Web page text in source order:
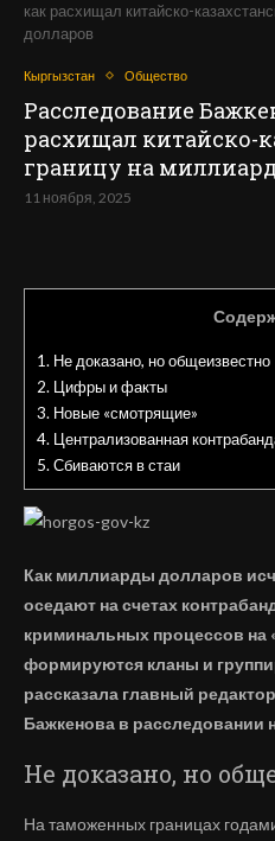
как расхищал китайско-
долларов
Кыргызстан Общество
Расследование
расхищал китайско-
границу на
11 ноября, 2025
1. Не доказано, но общеизвестно
2. Цифры и факты
3. Новые «смотрящие»
4. Централизованная
5. Сбиваются в стаи
Как миллиарды долларов
оседают на счетах
криминальных процессов на
формируются кланы и
рассказала главный
Бажкенова в расследовании
Не доказано, но
На таможенных границах